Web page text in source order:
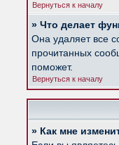
Вернуться к началу
» Что делает
Она удаляет все
прочитанных
поможет.
Вернуться к началу
» Как мне